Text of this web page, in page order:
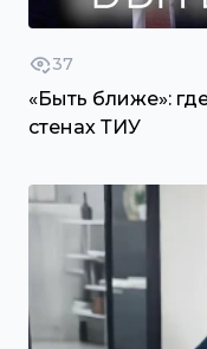
37
«Быть ближе»:
стенах ТИУ